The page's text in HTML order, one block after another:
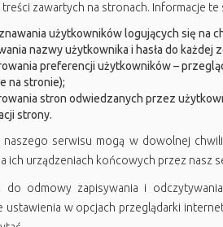
zawartych na stronach. Informacje te
użytkowników logujących się na
nazwy użytkownika i hasła do każdej
preferencji użytkowników –
na stronie);
stron odwiedzanych przez
strony.
naszego serwisu mogą w dowolnej
ich urządzeniach końcowych przez nasz
do odmowy zapisywania i
ustawienia w opcjach przeglądarki